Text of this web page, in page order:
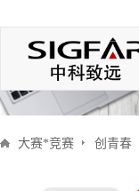
大赛*竞赛 创青春